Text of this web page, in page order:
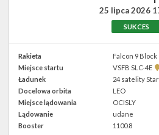
25 lipca 2026
SUKCES
Rakieta
Falcon 9 Block
Miejsce startu
VSFB SLC-4E
Ładunek
24 satelity
Docelowa orbita
LEO
Miejsce lądowania
OCISLY
Lądowanie
udane
Booster
1100.8